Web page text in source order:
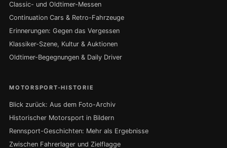
Classic- und Oldtimer-Messen
Continuation Cars & Retro-Fahrzeuge
Erinnerungen: Gegen das Vergessen
Klassiker-Szene, Kultur & Auktionen
Oldtimer-Begegnungen & Daily Driver
MOTORSPORT-HISTORIE
Blick zurück: Aus dem Foto-Archiv
Historischer Motorsport in Bildern
Rennsport-Geschichten: Mehr als Ergebnisse
Zwischen Fahrerlager und Zielflagge